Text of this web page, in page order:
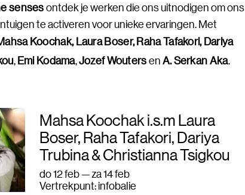
sensesontdek je werken die ons uitnodigen om ons
te activeren voor unieke ervaringen. Met
Koochak, Laura Boser, Raha Tafakori, Dariya
,Emi Kodama,Jozef WoutersenA. Serkan Aka.
Mahsa Koochak i.s.m Laura
Boser, Raha Tafakori, Dariya
Trubina & Christianna Tsigkou
do 12 feb — za 14 feb
Vertrekpunt: infobalie